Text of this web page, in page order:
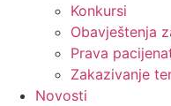
Konkursi
Obavještenja
Prava
Zakazivanje
Novosti